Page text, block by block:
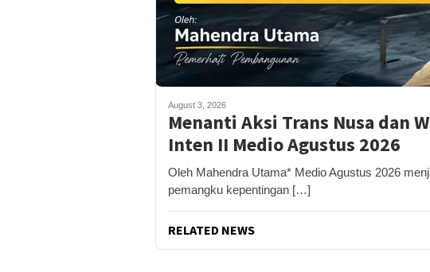
August 3, 2026
Menanti Aksi Trans Nusa dan
Inten II Medio Agustus 2026
Oleh Mahendra Utama* Medio Agustus 2026
pemangku kepentingan […]
RELATED NEWS